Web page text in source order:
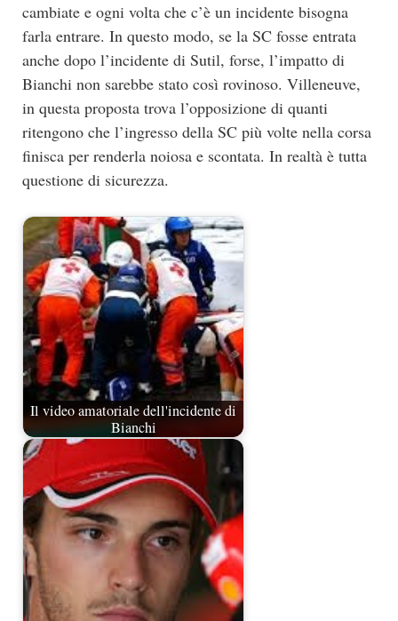
cambiate e ogni volta che c’è un incidente bisogna
farla entrare. In questo modo, se la SC fosse entrata
anche dopo l’incidente di Sutil, forse, l’impatto di
Bianchi non sarebbe stato così rovinoso. Villeneuve,
in questa proposta trova l’opposizione di quanti
ritengono che l’ingresso della SC più volte nella corsa
finisca per renderla noiosa e scontata. In realtà è tutta
questione di sicurezza.
Il video amatoriale dell'incidente di
Bianchi